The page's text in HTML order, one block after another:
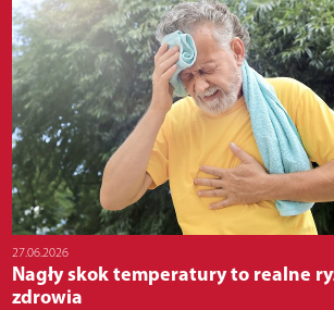
27.06.2026
Nagły skok temperatury to realne
zdrowia